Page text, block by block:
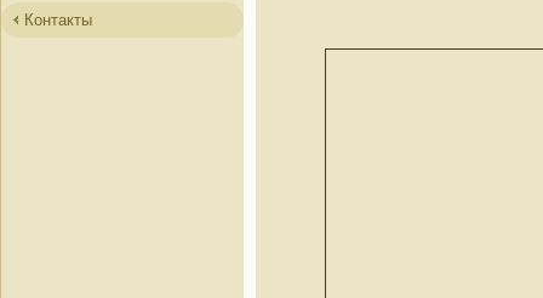
Контакты